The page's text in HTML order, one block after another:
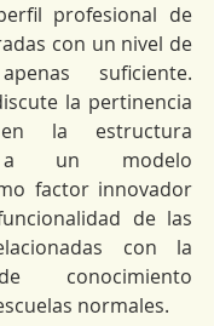
profesional de
con un nivel de
suficiente.
la pertinencia
la estructura
a un modelo
factor innovador
de las
con la
conocimiento
normales.